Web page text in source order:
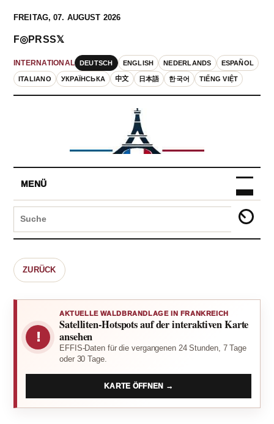
FREITAG, 07. AUGUST 2026
INTERNATIONAL DEUTSCH ENGLISH NEDERLANDS ESPAÑOL
ITALIANO УКРАЇНСЬКА 中文 日本語 한국어 TIẾNG VIỆT
F◎PRSS𝕏
MENÜ
ZURÜCK
!
AKTUELLE WALDBRANDLAGE IN FRANKREICH
Satelliten-Hotspots auf der interaktiven Karte
ansehen
EFFIS-Daten für die vergangenen 24 Stunden, 7 Tage
oder 30 Tage.
KARTE ÖFFNEN →